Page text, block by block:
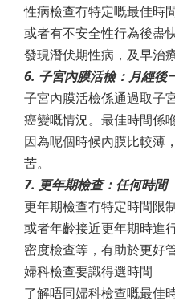
性病檢查冇特定嘅最佳時
或者有不安全性行為後盡
發現潛伏期性病，及早治療
6. 子宮內膜活檢：月經後
子宮內膜活檢係通過取子
癌變嘅情況。最佳時間係
因為呢個時候內膜比較薄
苦。
7. 更年期檢查：任何時間
更年期檢查冇特定時間限
或者年齡接近更年期時進
密度檢查等，有助於更好
婦科檢查要識得選時間
了解唔同婦科檢查嘅最佳